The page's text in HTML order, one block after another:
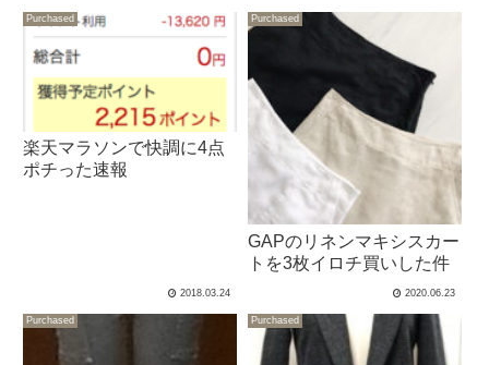
Purchased
楽天マラソンで快調に4点
ポチった速報
2018.03.24
Purchased
GAPのリネンマキシスカー
トを3枚イロチ買いした件
2020.06.23
Purchased Purchased